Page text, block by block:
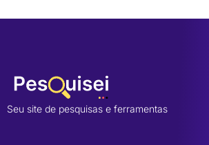
Seu site de pesquisas e ferramentas